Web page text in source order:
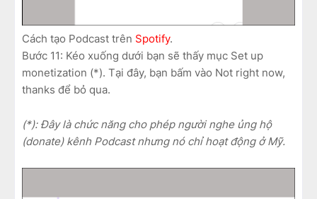
Cách tạo Podcast trên Spotify.
Bước 11: Kéo xuống dưới bạn sẽ thấy mục Set up
monetization (*). Tại đây, bạn bấm vào Not right now,
thanks để bỏ qua.
(*): Đây là chức năng cho phép người nghe ủng hộ
(donate) kênh Podcast nhưng nó chỉ hoạt động ở Mỹ.